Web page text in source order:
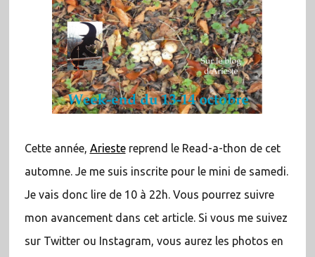
Cette année, Ariestereprend le Read-a-thon de cet
automne. Je me suis inscrite pour le mini de samedi.
Je vais donc lire de 10 à 22h. Vous pourrez suivre
mon avancement dans cet article. Si vous me suivez
sur Twitter ou Instagram, vous aurez les photos en